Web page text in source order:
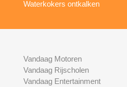
Waterkokers ontkalken
Vandaag Motoren
Vandaag Rijscholen
Vandaag Entertainment